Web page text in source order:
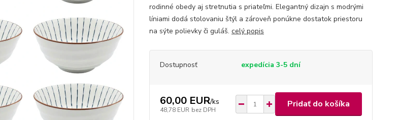
rodinné obedy aj stretnutia s priateľmi. Elegantný dizajn s modrými
líniami dodá stolovaniu štýl a zároveň ponúkne dostatok priestoru
na sýte polievky či guláš. celý popis
Dostupnosť expedícia 3-5 dní
60,00 EUR/ks
48,78 EUR bez DPH
Pridať do košíka